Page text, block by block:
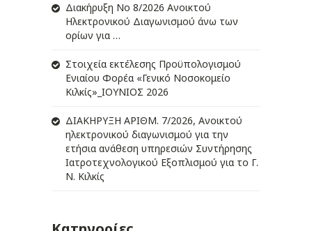
Διακήρυξη Νο 8/2026 Ανοικτού
Ηλεκτρονικού Διαγωνισμού άνω των
ορίων για …
Στοιχεία εκτέλεσης Προϋπολογισμού
Ενιαίου Φορέα «Γενικό Νοσοκομείο
Κιλκίς»_ΙΟΥΝΙΟΣ 2026
ΔIΑΚΗΡΥΞΗ ΑΡIΘΜ. 7/2026, Ανοικτού
ηλεκτρονικού διαγωνισμού για την
ετήσια ανάθεση υπηρεσιών Συντήρησης
Ιατροτεχνολογικού Εξοπλισμού για το Γ.
Ν. Κιλκίς